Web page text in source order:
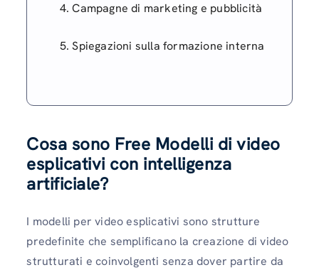
Campagne di marketing e pubblicità
Spiegazioni sulla formazione interna
Cosa sono Free Modelli di video
esplicativi con intelligenza
artificiale?
I modelli per video esplicativi sono strutture
predefinite che semplificano la creazione di video
strutturati e coinvolgenti senza dover partire da